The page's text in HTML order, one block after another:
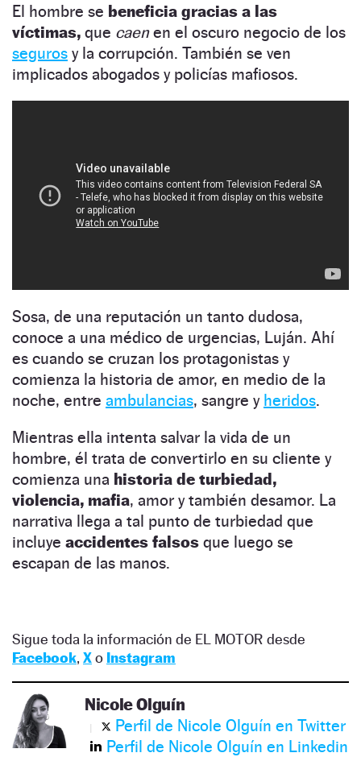
El hombre se beneficia gracias a las
víctimas, que caenen el oscuro negocio de los
seguros y la corrupción. También se ven
implicados abogados y policías mafiosos.
Sosa, de una reputación un tanto dudosa,
conoce a una médico de urgencias, Luján. Ahí
es cuando se cruzan los protagonistas y
comienza la historia de amor, en medio de la
noche, entre ambulancias, sangre y heridos.
Mientras ella intenta salvar la vida de un
hombre, él trata de convertirlo en su cliente y
comienza una historia de turbiedad,
violencia, mafia, amor y también desamor. La
narrativa llega a tal punto de turbiedad que
incluye accidentes falsos que luego se
escapan de las manos.
Sigue toda la información de EL MOTOR desde
Facebook, Xo Instagram
Nicole Olguín
Perfil de Nicole Olguín en Twitter
Perfil de Nicole Olguín en Linkedin